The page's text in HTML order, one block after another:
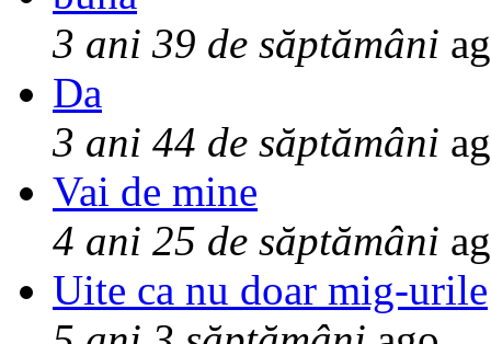
3 ani 39 de săptămâni
Da
3 ani 44 de săptămâni
Vai de mine
4 ani 25 de săptămâni
Uite ca nu doar mig-urile